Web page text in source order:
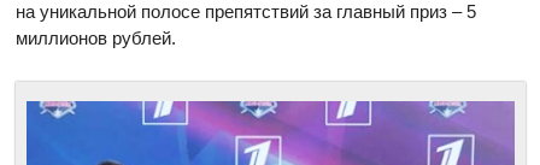
на уникальной полосе препятствий за главный приз – 5
миллионов рублей.